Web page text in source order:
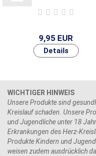
9,95 EUR
WICHTIGER HINWEIS
Unsere Produkte sind
Kreislauf schaden. Unsere
und Jugendliche unter 18
Erkrankungen des Herz-
Produkte Kindern und
weisen zudem ausdrücklich